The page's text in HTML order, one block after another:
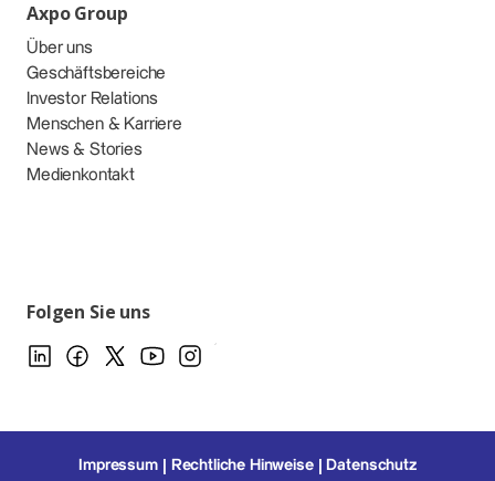
Axpo Group
Über uns
Geschäftsbereiche
Investor Relations
Menschen & Karriere
News & Stories
Medienkontakt
Folgen Sie uns
Impressum Rechtliche Hinweise Datenschutz